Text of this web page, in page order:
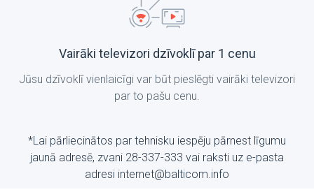
Vairāki televizori dzīvoklī par 1 cenu
Jūsu dzīvoklī vienlaicīgi var būt pieslēgti vairāki televizori
par to pašu cenu.
*Lai pārliecinātos par tehnisku iespēju pārnest līgumu
jaunā adresē, zvani 28-337-333 vai raksti uz е-pasta
adresi internet@balticom.info